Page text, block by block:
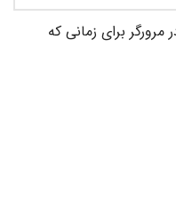
برای زمانی که